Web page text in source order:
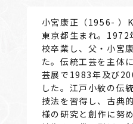
小宮康正（1956-
東京都生まれ。1972
校卒業し、父・小宮
た。伝統工芸を主体
芸展で1983年及び
した。江戸小紋の伝
技法を習得し、古典
様の研究と創作に努